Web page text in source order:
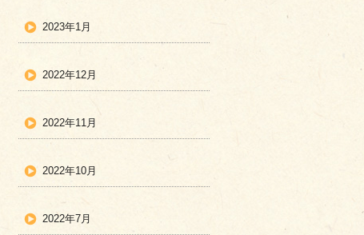
2023年1月
2022年12月
2022年11月
2022年10月
2022年7月